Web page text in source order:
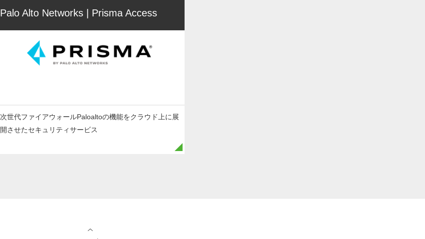
Palo Alto Networks | Prisma Access
次世代ファイアウォールPaloaltoの機能をクラウド上に展
開させたセキュリティサービス